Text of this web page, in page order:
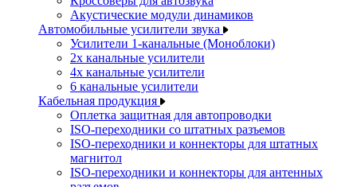
Акустические модули динамиков
Автомобильные усилители звука
Усилители 1-канальные (Моноблоки)
2х канальные усилители
4х канальные усилители
6 канальные усилители
Кабельная продукция
Оплетка защитная для автопроводки
ISO-переходники со штатных разъемов
ISO-переходники и коннекторы для штатных
магнитол
ISO-переходники и коннекторы для антенных